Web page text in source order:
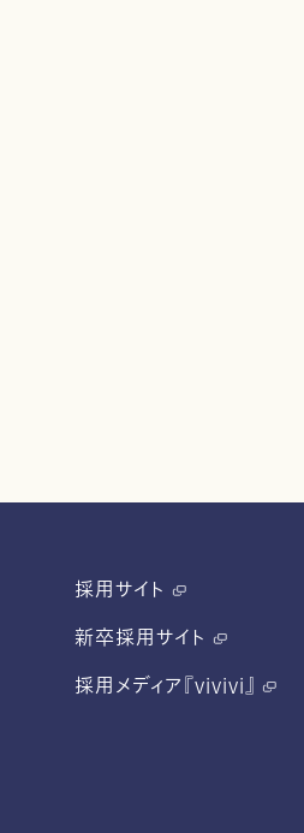
採用サイト
新卒採用サイト
採用メディア『vivivi』